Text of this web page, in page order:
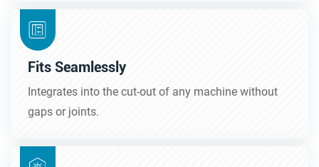
Fits Seamlessly
Integrates into the cut-out of any machine without
gaps or joints.